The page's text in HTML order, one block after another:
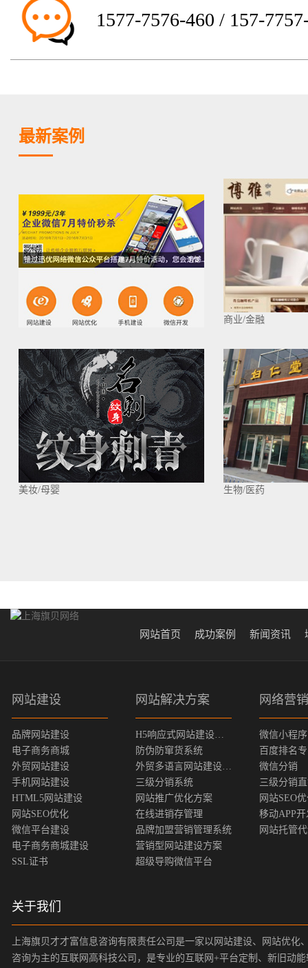
1577-7576-460 / 157-
最新案例
商业/金融
美妆/母婴 生物/医药
网站首页 成功案例 新闻资讯
网站建设
品牌网站建设
电子商务商城
外贸网站建设
手机网站建设
HTML5网站建设
网站SEO优化
微信平台建设
电子商务商城建设
SSL证书
网站解决方案
防伪防窜货系统
三级分销系统
网站推广优化方案
在线进销存管理
品牌加盟营销管理系统
营销型网站建设方案
超级导购微信平台
网络营销
微信小程序
百度排名
微信分销
三级分销
网站SEO
移动APP开
网站托管
关于我们
上海旗贝才才富信息咨询有限责任公司是一家以网站建设、网站优
咨询为主的互联网高科技公司，是专业的互联网+平台定制、新旧动